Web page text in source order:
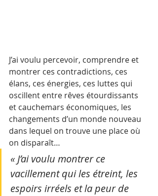
J’ai voulu percevoir, comprendre et
montrer ces contradictions, ces
élans, ces énergies, ces luttes qui
oscillent entre rêves étourdissants
et cauchemars économiques, les
changements d’un monde nouveau
dans lequel on trouve une place où
on disparaît…
« J’ai voulu montrer ce
vacillement qui les étreint, les
espoirs irréels et la peur de